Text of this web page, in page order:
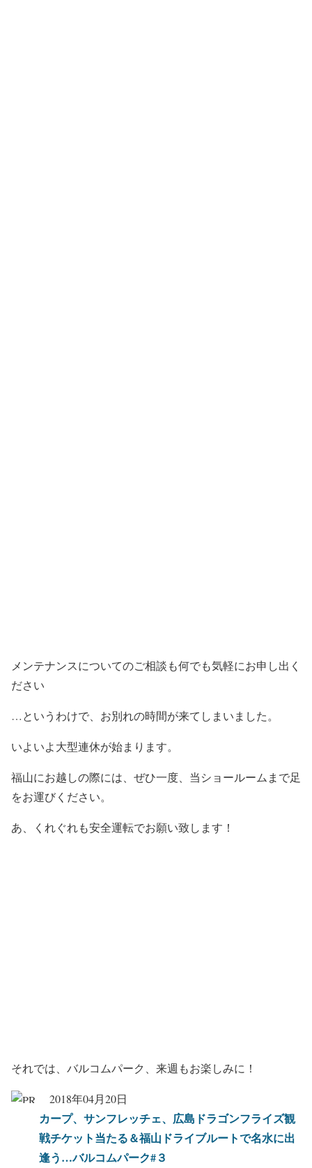
メンテナンスについてのご相談も何でも気軽にお申し出く
ださい
…というわけで、お別れの時間が来てしまいました。
いよいよ大型連休が始まります。
福山にお越しの際には、ぜひ一度、当ショールームまで足
をお運びください。
あ、くれぐれも安全運転でお願い致します！
それでは、バルコムパーク、来週もお楽しみに！
2018年04月20日
カープ、サンフレッチェ、広島ドラゴンフライズ観
戦チケット当たる＆福山ドライブルートで名水に出
逢う…バルコムパーク#３